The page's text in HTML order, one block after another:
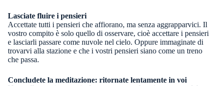
Lasciate fluire i pensieri
Accettate tutti i pensieri che affiorano, ma senza aggrapparvici. Il
vostro compito è solo quello di osservare, cioè accettare i pensieri
e lasciarli passare come nuvole nel cielo. Oppure immaginate di
trovarvi alla stazione e che i vostri pensieri siano come un treno
che passa.
Concludete la meditazione: ritornate lentamente in voi